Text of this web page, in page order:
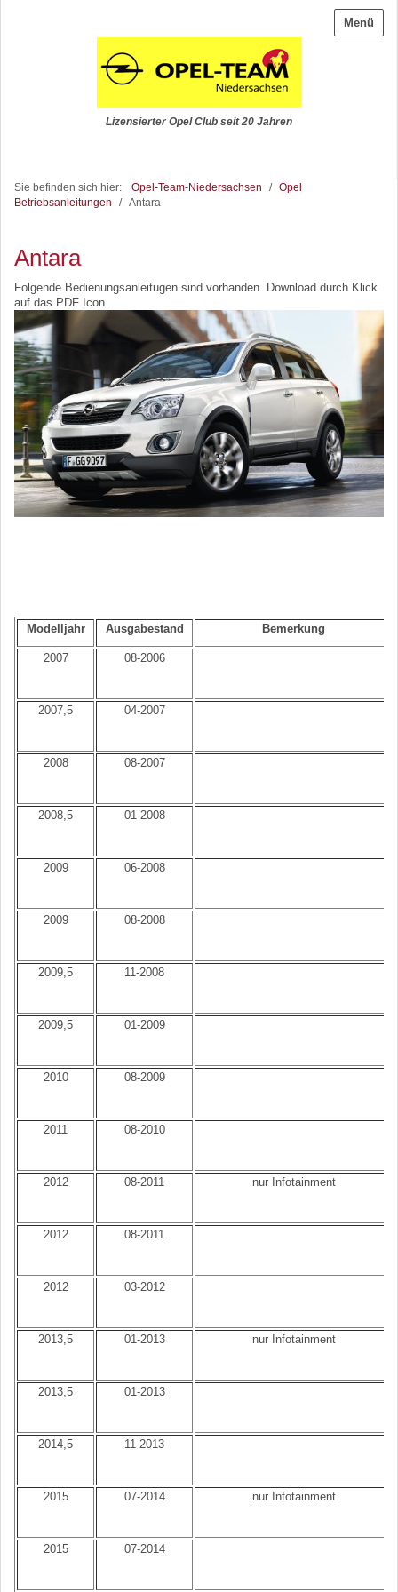
Menü
Lizensierter Opel Club seit 20 Jahren
Sie befinden sich hier: Opel-Team-Niedersachsen /
Opel
Betriebsanleitungen
/ Antara
Antara
Folgende Bedienungsanleitugen sind vorhanden. Download durch Klick
auf das PDF Icon.
Modelljahr Ausgabestand Bemerkung
2007 08-2006
2007,5 04-2007
2008 08-2007
2008,5 01-2008
2009 06-2008
2009 08-2008
2009,5 11-2008
2009,5 01-2009
2010 08-2009
2011 08-2010
2012 08-2011 nur Infotainment
2012 08-2011
2012 03-2012
2013,5 01-2013 nur Infotainment
2013,5 01-2013
2014,5 11-2013
2015 07-2014 nur Infotainment
2015 07-2014